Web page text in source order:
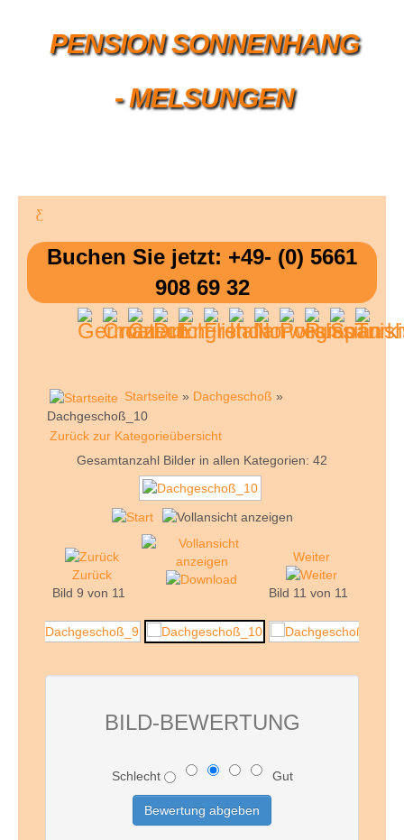
PENSION SONNENHANG
- MELSUNGEN
Buchen Sie jetzt: +49- (0) 5661
908 69 32
Startseite » Dachgeschoß »
Dachgeschoß_10
Zurück zur Kategorieübersicht
Gesamtanzahl Bilder in allen Kategorien: 42
Zurück
Bild 9 von 11
Weiter
Bild 11 von 11
BILD-BEWERTUNG
Schlecht Gut